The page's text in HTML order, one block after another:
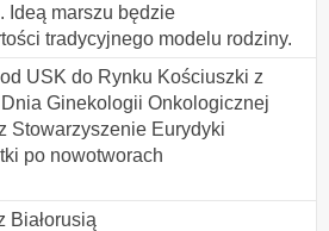
Ideą marszu będzie
tradycyjnego modelu rodziny.
USK do Rynku Kościuszki z
Ginekologii Onkologicznej
Stowarzyszenie Eurydyki
po nowotworach
Białorusią